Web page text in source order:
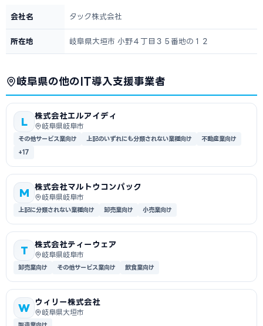
会社名 タック株式会社
所在地 岐阜県大垣市 小野４丁目３５番地の１２
岐阜県の他のIT導入支援事業者
L
株式会社エルアイディ
岐阜県岐阜市
その他サービス業向け 上記のいずれにも分類されない業種向け
不動産業向け
+17
M
株式会社マルトウコンパック
岐阜県岐阜市
上記に分類されない業種向け 卸売業向け 小売業向け
T
株式会社ティーウェア
岐阜県岐阜市
卸売業向け その他サービス業向け 飲食業向け
W
ウィリー株式会社
岐阜県大垣市